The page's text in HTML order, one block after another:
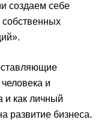
создаем себе
собственных
и
и как личный
развитие бизнеса.